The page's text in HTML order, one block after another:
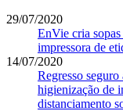
29/07/2020
EnVie cria
impressora de
14/07/2020
Regresso
higienização de
distanciamento